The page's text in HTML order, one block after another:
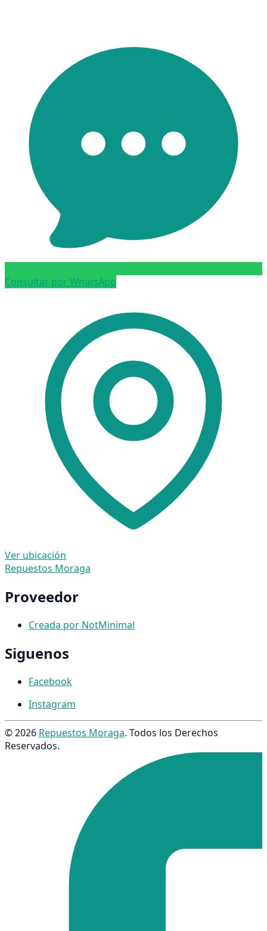
Consultar por WhatsApp
Ver ubicación
Repuestos Moraga
Proveedor
Creada por NotMinimal
Siguenos
Facebook
Instagram
© 2026 Repuestos Moraga. Todos los Derechos
Reservados.